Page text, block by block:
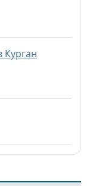
Курган